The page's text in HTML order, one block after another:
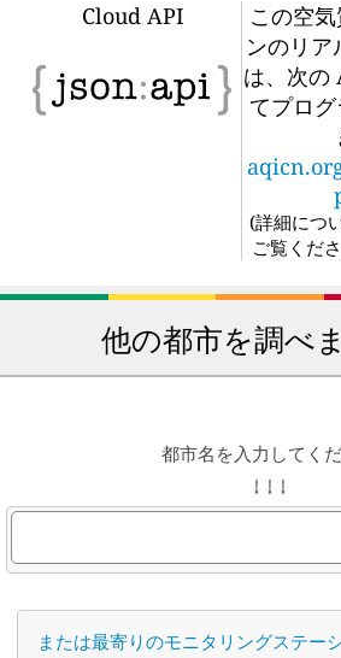
Cloud API
この空
ンのリア
は、次の
てプロ
(詳細につ
ご覧くださ
他の都市を調べ
都市名を入力してく
↓ ↓ ↓
または最寄りのモニタリングステー